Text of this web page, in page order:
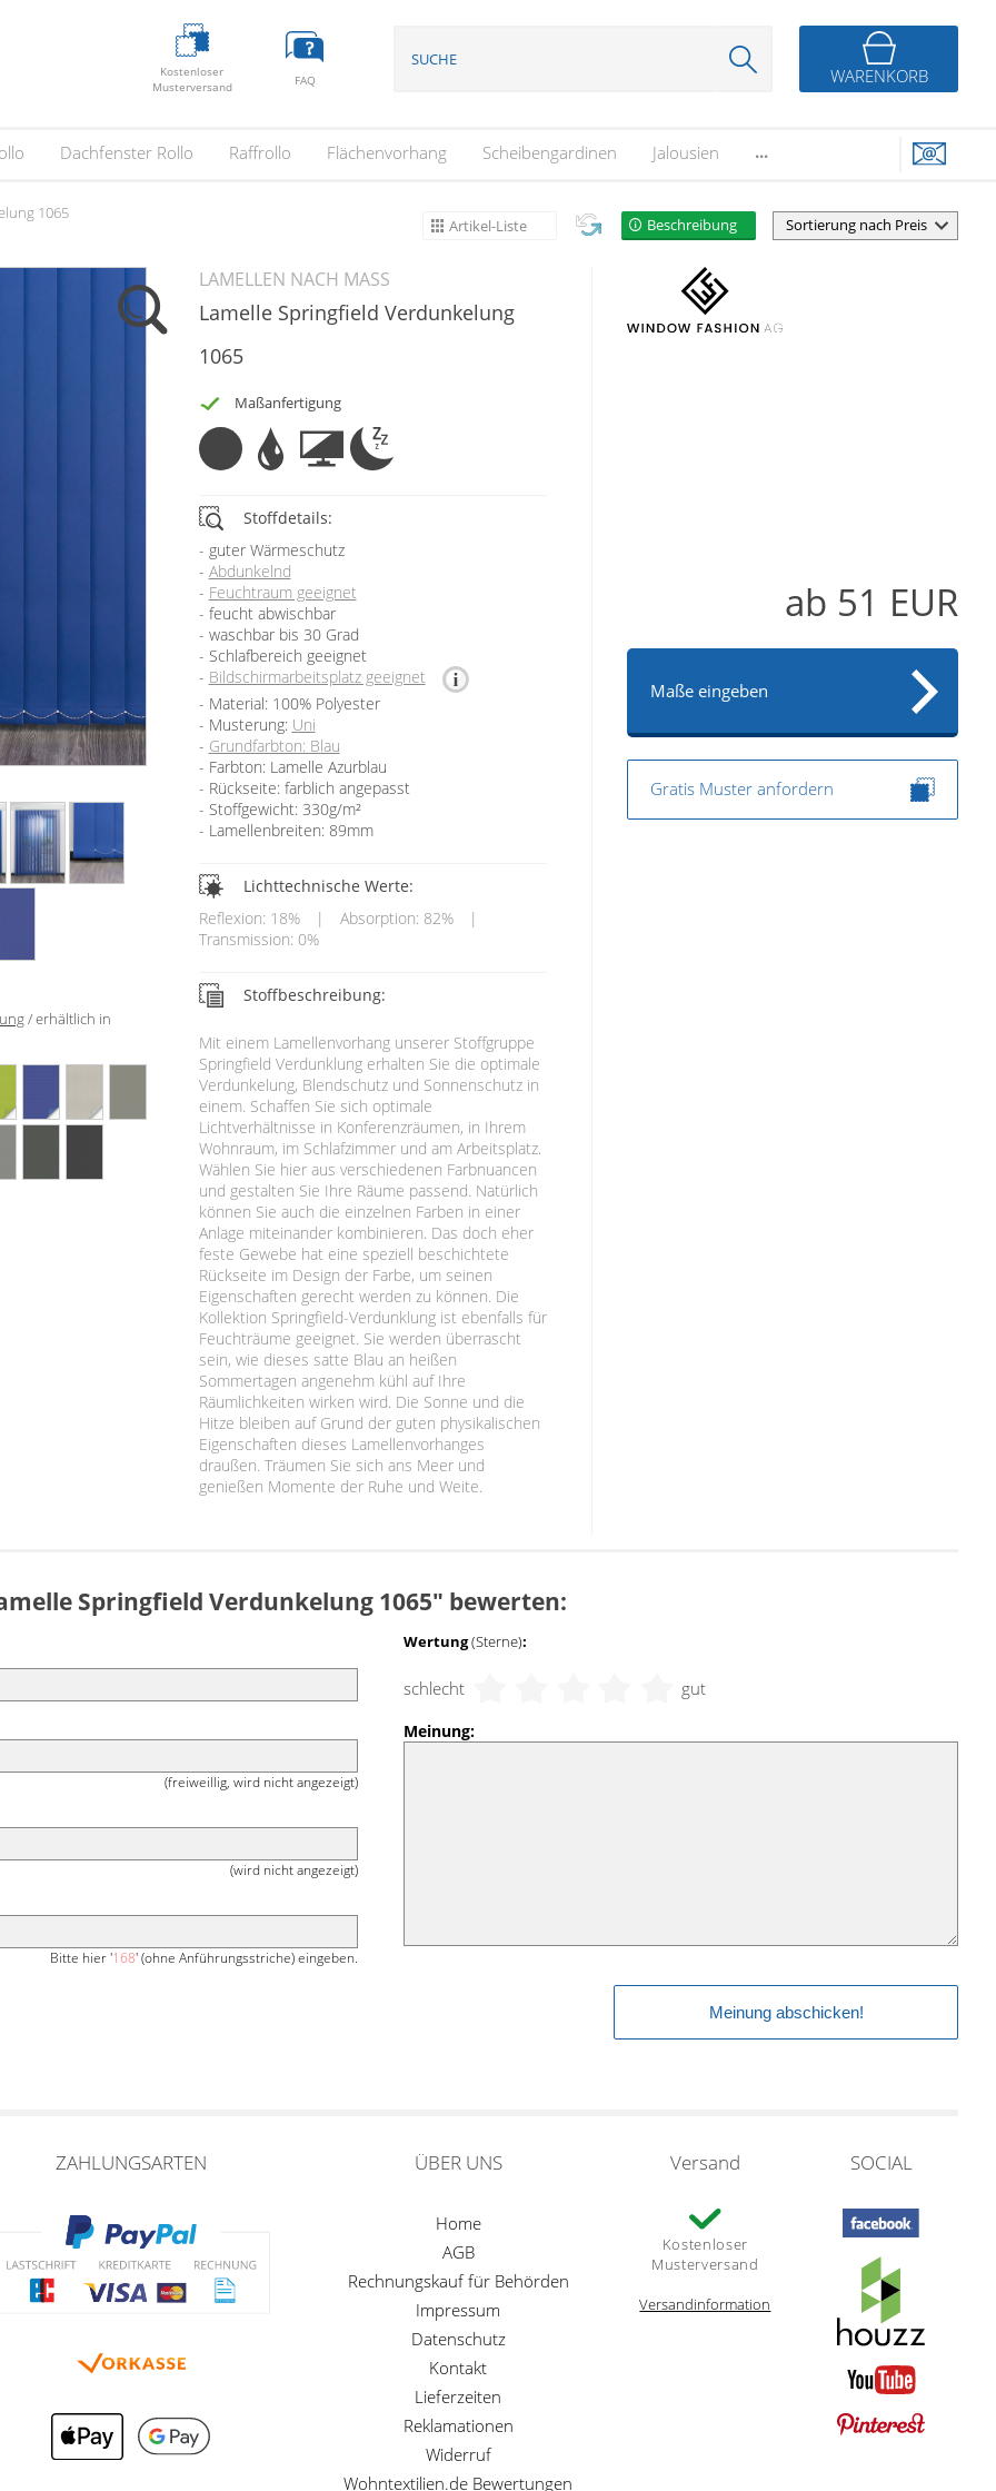
Kostenloser
Musterversand
FAQ WARENKORB
Dachfenster Rollo Raffrollo Flächenvorhang Scheibengardinen Jalousien ...
1065
Artikel-Liste Beschreibung
/ erhältlich in
LAMELLEN NACH MASS
Lamelle Springfield Verdunkelung
1065
Maßanfertigung
Stoffdetails:
guter Wärmeschutz
Abdunkelnd
Feuchtraum geeignet
feucht abwischbar
waschbar bis 30 Grad
Schlafbereich geeignet
Bildschirmarbeitsplatz geeignet
Material: 100% Polyester
Musterung: Uni
Grundfarbton: Blau
Farbton: Lamelle Azurblau
Rückseite: farblich angepasst
Stoffgewicht: 330g/m²
Lamellenbreiten: 89mm
Lichttechnische Werte:
Reflexion: 18%
| Absorption: 82%
|
Transmission: 0%
Stoffbeschreibung:
Mit einem Lamellenvorhang unserer Stoffgruppe
Springfield Verdunklung erhalten Sie die optimale
Verdunkelung, Blendschutz und Sonnenschutz in
einem. Schaffen Sie sich optimale
Lichtverhältnisse in Konferenzräumen, in Ihrem
Wohnraum, im Schlafzimmer und am Arbeitsplatz.
Wählen Sie hier aus verschiedenen Farbnuancen
und gestalten Sie Ihre Räume passend. Natürlich
können Sie auch die einzelnen Farben in einer
Anlage miteinander kombinieren. Das doch eher
feste Gewebe hat eine speziell beschichtete
Rückseite im Design der Farbe, um seinen
Eigenschaften gerecht werden zu können. Die
Kollektion Springfield-Verdunklung ist ebenfalls für
Feuchträume geeignet. Sie werden überrascht
sein, wie dieses satte Blau an heißen
Sommertagen angenehm kühl auf Ihre
Räumlichkeiten wirken wird. Die Sonne und die
Hitze bleiben auf Grund der guten physikalischen
Eigenschaften dieses Lamellenvorhanges
draußen. Träumen Sie sich ans Meer und
genießen Momente der Ruhe und Weite.
ab 51 EUR
Maße eingeben
Gratis Muster anfordern
Springfield Verdunkelung 1065" bewerten:
(freiweillig, wird nicht angezeigt)
(wird nicht angezeigt)
Bitte hier '168' (ohne Anführungsstriche) eingeben.
Wertung(Sterne):
schlecht gut
Meinung:
ZAHLUNGSARTEN ÜBER UNS
Home
AGB
Rechnungskauf für Behörden
Impressum
Datenschutz
Kontakt
Lieferzeiten
Reklamationen
Widerruf
Wohntextilien.de Bewertungen
Versand
Kostenloser
Musterversand
Versandinformation
SOCIAL